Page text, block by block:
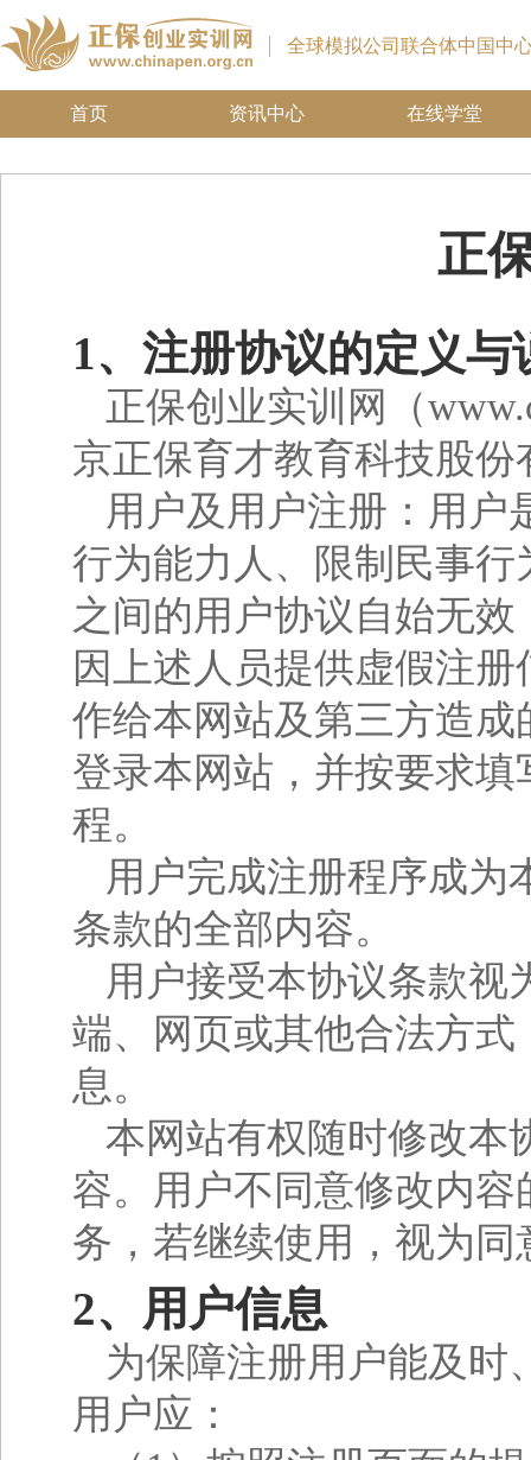
全球模拟公司联合体中国中
首页 资讯中心 在线学堂
正
1、注册协议的定义与
正保创业实训网（
京正保育才教育科技股
用户及用户注册：用户
行为能力人、限制民事
之间的用户协议自始无
因上述人员提供虚假注
作给本网站及第三方造
登录本网站，并按要求
程。
用户完成注册程序成为
条款的全部内容。
用户接受本协议条款视
端、网页或其他合法方
息。
本网站有权随时修改本
容。用户不同意修改内
务，若继续使用，视为
2、用户信息
为保障注册用户能及时
用户应：